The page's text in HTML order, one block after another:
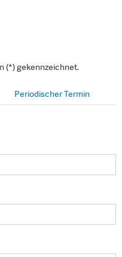
(*) gekennzeichnet.
Periodischer Termin